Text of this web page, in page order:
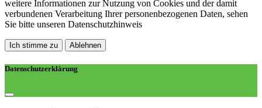
weitere Informationen zur Nutzung von Cookies und der damit
verbundenen Verarbeitung Ihrer personenbezogenen Daten, sehen
Sie bitte unseren Datenschutzhinweis
Ich stimme zu Ablehnen
Datenschutzerklärung